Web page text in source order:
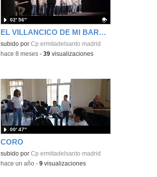
EL VILLANCICO DE MI BARRIO
Contenido educativo.
subido por Cp ermitadelsanto madrid
02′ 56″
-hace 8 meses- 39visualizaciones
CORO
subido por Cp ermitadelsanto madrid
00′ 47″
-hace un año- 9visualizaciones